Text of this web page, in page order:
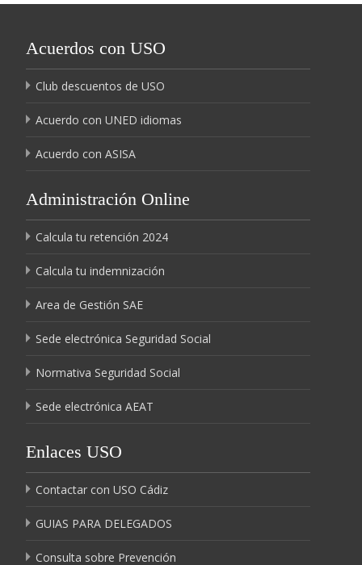
Acuerdos con USO
Club descuentos de USO
Acuerdo con UNED idiomas
Acuerdo con ASISA
Administración Online
Calcula tu retención 2024
Calcula tu indemnización
Area de Gestión SAE
Sede electrónica Seguridad Social
Normativa Seguridad Social
Sede electrónica AEAT
Enlaces USO
Contactar con USO Cádiz
GUIAS PARA DELEGADOS
Consulta sobre Prevención